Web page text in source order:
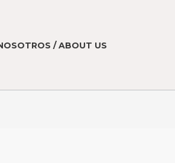
/ ABOUT US